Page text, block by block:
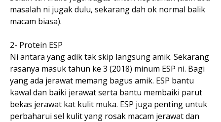
masalah ni jugak dulu, sekarang dah ok normal balik
macam biasa).
2- Protein ESP
Ni antara yang adik tak skip langsung amik. Sekarang
rasanya masuk tahun ke 3 (2018) minum ESP ni. Bagi
yang ada jerawat memang bagus amik. ESP bantu
kawal dan baiki jerawat serta bantu membaiki parut
bekas jerawat kat kulit muka. ESP juga penting untuk
perbaharui sel kulit yang rosak macam jerawat dan